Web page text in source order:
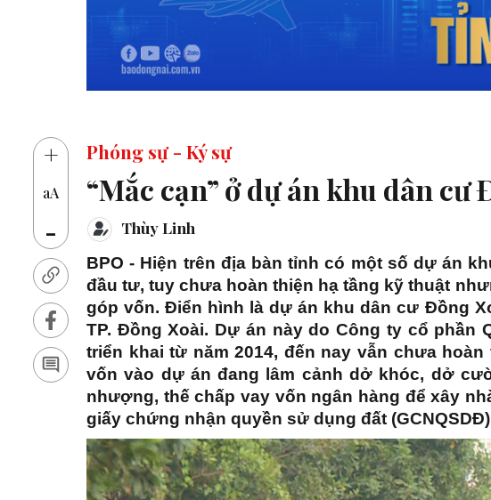
14 thủ khoa vào
+
aA
-
Phóng sự - Ký sự
“Mắc cạn” ở dự án khu dân cư
Thùy Linh
BPO - Hiện trên địa bàn tỉnh có một số dự án
đầu tư, tuy chưa hoàn thiện hạ tầng kỹ thuật
góp vốn. Điển hình là dự án khu dân cư Đồng
TP. Đồng Xoài. Dự án này do Công ty cổ phần
triển khai từ năm 2014, đến nay vẫn chưa
vốn vào dự án đang lâm cảnh dở khóc, dở
nhượng, thế chấp vay vốn ngân hàng để xây
giấy chứng nhận quyền sử dụng đất